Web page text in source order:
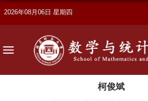
2026年08月06日 星期四
柯俊斌